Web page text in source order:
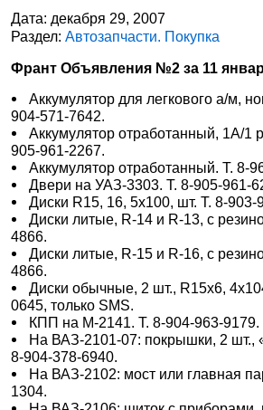
Дата: декабря 29, 2007
Раздел:Автозапчасти. Покупка
Франт Объявления №2 за 11
Аккумулятор для легкового а/м,
904-571-7642.
Аккумулятор отработанный, 1А/1
905-961-2267.
Аккумулятор отработанный. Т. 8-
Двери на УАЗ-3303. Т. 8-905-961-
Диски R15, 16, 5х100, шт. Т. 8-903-
Диски литые, R-14 и R-13, с
4866.
Диски литые, R-15 и R-16, с
4866.
Диски обычные, 2 шт., R15х6,
0645, только SMS.
КПП на М-2141. Т. 8-904-963-9179.
На ВАЗ-2101-07: покрышки, 2 шт.,
8-904-378-6940.
На ВАЗ-2102: мост или главная
1304.